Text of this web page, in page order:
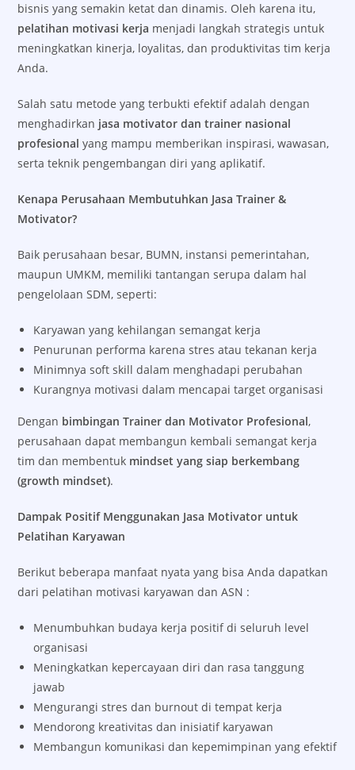
bisnis yang semakin ketat dan dinamis. Oleh karena itu,
pelatihan motivasi kerja menjadi langkah strategis untuk
meningkatkan kinerja, loyalitas, dan produktivitas tim kerja
Anda.
Salah satu metode yang terbukti efektif adalah dengan
menghadirkan jasa motivator dan trainer nasional
profesional yang mampu memberikan inspirasi, wawasan,
serta teknik pengembangan diri yang aplikatif.
Kenapa Perusahaan Membutuhkan Jasa Trainer &
Motivator?
Baik perusahaan besar, BUMN, instansi pemerintahan,
maupun UMKM, memiliki tantangan serupa dalam hal
pengelolaan SDM, seperti:
Karyawan yang kehilangan semangat kerja
Penurunan performa karena stres atau tekanan kerja
Minimnya soft skill dalam menghadapi perubahan
Kurangnya motivasi dalam mencapai target organisasi
Dengan bimbingan Trainer dan Motivator Profesional,
perusahaan dapat membangun kembali semangat kerja
tim dan membentuk mindset yang siap berkembang
(growth mindset).
Dampak Positif Menggunakan Jasa Motivator untuk
Pelatihan Karyawan
Berikut beberapa manfaat nyata yang bisa Anda dapatkan
dari pelatihan motivasi karyawan dan ASN :
Menumbuhkan budaya kerja positif di seluruh level
organisasi
Meningkatkan kepercayaan diri dan rasa tanggung
jawab
Mengurangi stres dan burnout di tempat kerja
Mendorong kreativitas dan inisiatif karyawan
Membangun komunikasi dan kepemimpinan yang efektif